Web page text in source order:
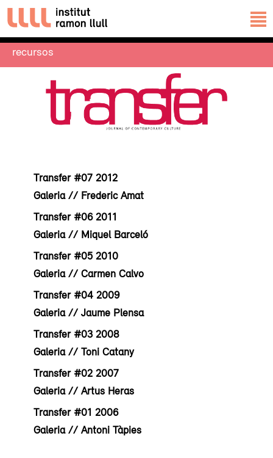
recursos
Transfer #07 2012
Galeria // Frederic Amat
Transfer #06 2011
Galeria // Miquel Barceló
Transfer #05 2010
Galeria // Carmen Calvo
Transfer #04 2009
Galeria // Jaume Plensa
Transfer #03 2008
Galeria // Toni Catany
Transfer #02 2007
Galeria // Artus Heras
Transfer #01 2006
Galeria // Antoni Tàpies